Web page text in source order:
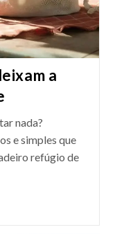
a
nada?
e simples que
refúgio de